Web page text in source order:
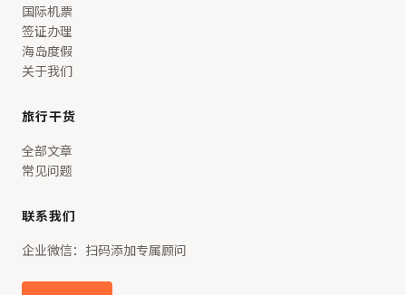
国际机票
签证办理
海岛度假
关于我们
旅行干货
全部文章
常见问题
联系我们
企业微信：扫码添加专属顾问